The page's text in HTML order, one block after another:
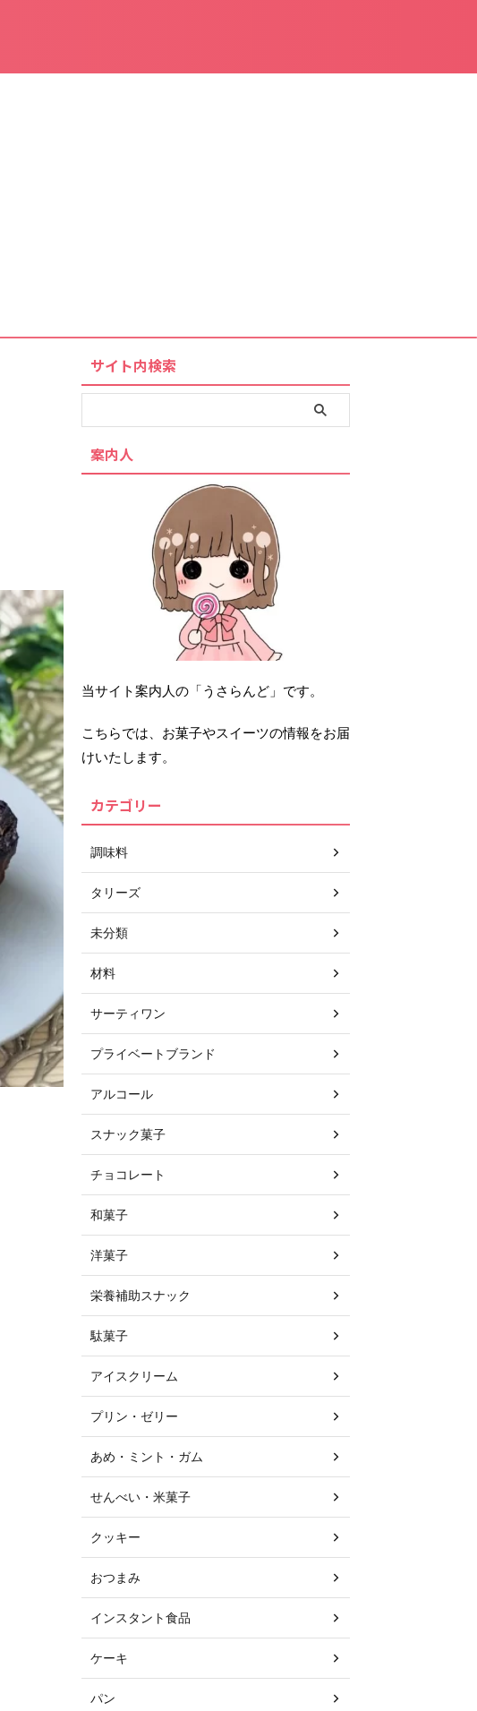
サイト内検索
案内人
当サイト案内人の「うさらんど」です。
こちらでは、お菓子やスイーツの情報をお届
けいたします。
カテゴリー
調味料
タリーズ
未分類
材料
サーティワン
プライベートブランド
アルコール
スナック菓子
チョコレート
和菓子
洋菓子
栄養補助スナック
駄菓子
アイスクリーム
プリン・ゼリー
あめ・ミント・ガム
せんべい・米菓子
クッキー
おつまみ
インスタント食品
ケーキ
パン